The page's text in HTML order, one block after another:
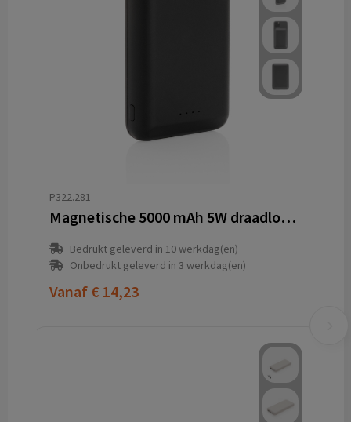
P322.281
Magnetische 5000 mAh 5W draadloze powerbank
Bedrukt geleverd in 10 werkdag(en)
Onbedrukt geleverd in 3 werkdag(en)
Vanaf € 14,23